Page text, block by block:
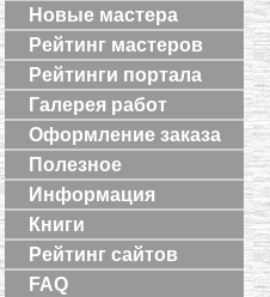
Новые мастера
Рейтинг мастеров
Рейтинги портала
Галерея работ
Оформление заказа
Полезное
Информация
Книги
Рейтинг сайтов
FAQ